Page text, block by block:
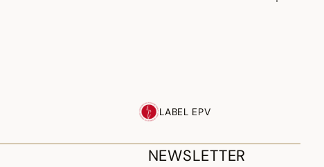
LABEL EPV
NEWSLETTER